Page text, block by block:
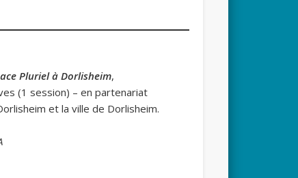
Pluriel à Dorlisheim,
(1 session) – en partenariat
et la ville de Dorlisheim.